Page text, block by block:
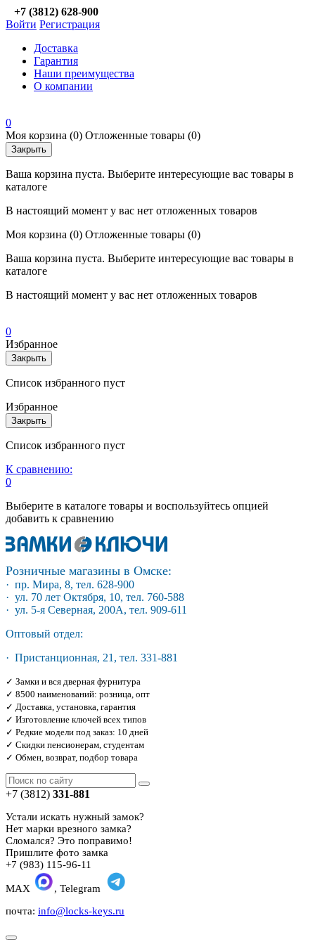
+7 (3812) 628-900
Войти Регистрация
Доставка
Гарантия
Наши преимущества
О компании
0
Моя корзина (0) Отложенные товары (0)
Закрыть
Ваша корзина пуста. Выберите интересующие вас товары в
каталоге
В настоящий момент у вас нет отложенных товаров
Моя корзина (0) Отложенные товары (0)
Ваша корзина пуста. Выберите интересующие вас товары в
каталоге
В настоящий момент у вас нет отложенных товаров
0
Избранное
Закрыть
Список избранного пуст
Избранное
Закрыть
Список избранного пуст
К сравнению:
0
Выберите в каталоге товары и воспользуйтесь опцией
добавить к сравнению
Розничные магазины в Омске:
· пр. Мира, 8, тел. 628-900
· ул. 70 лет Октября, 10, тел. 760-588
· ул. 5-я Северная, 200А, тел. 909-611
Оптовый отдел:
· Пристанционная, 21, тел. 331-881
✓ Замки и вся дверная фурнитура
✓ 8500 наименований: розница, опт
✓ Доставка, установка, гарантия
✓ Изготовление ключей всех типов
✓ Редкие модели под заказ: 10 дней
✓ Скидки пенсионерам, студентам
✓ Обмен, возврат, подбор товара
+7 (3812) 331-881
Устали искать нужный замок?
Нет марки врезного замка?
Сломался? Это поправимо!
Пришлите фото замка
+7 (983) 115-96-11
MAX
, Telegram
почта: info@locks-keys.ru